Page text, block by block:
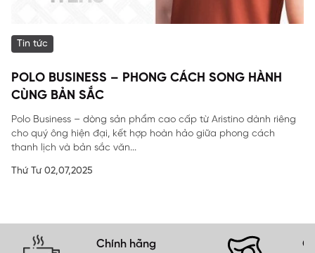
Tin tức
POLO BUSINESS – PHONG CÁCH SONG HÀNH
CÙNG BẢN SẮC
Polo Business – dòng sản phẩm cao cấp từ Aristino dành riêng
cho quý ông hiện đại, kết hợp hoàn hảo giữa phong cách
thanh lịch và bản sắc văn...
Thứ Tư 02,07,2025
Chính hãng